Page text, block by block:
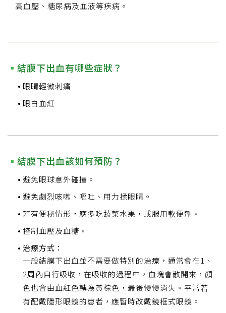
高血壓、糖尿病及血液等疾病。
結膜下出血有哪些症狀？
眼睛輕微刺痛
眼白血紅
結膜下出血該如何預防？
避免眼球意外碰撞。
避免劇烈咳嗽、嘔吐、用力揉眼睛。
若有便秘情形，應多吃蔬菜水果，或服用軟便劑。
控制血壓及血糖。
治療方式：
一般結膜下出血並不需要做特別的治療，通常會在1、
2周內自行吸收，在吸收的過程中，血塊會散開來，顏
色也會由血紅色轉為黃棕色，最後慢慢消失。平常若
有配戴隱形眼鏡的患者，應暫時改戴鏡框式眼鏡。